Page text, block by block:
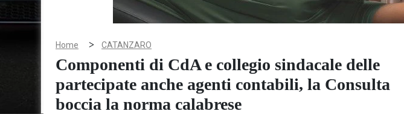
Home > CATANZARO
Componenti di CdA e collegio sindacale delle
partecipate anche agenti contabili, la Consulta
boccia la norma calabrese